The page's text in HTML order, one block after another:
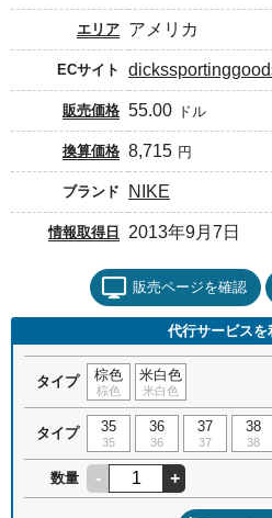
エリア アメリカ
ECサイト
販売価格 55.00 ドル
換算価格 8,715 円
ブランド NIKE
情報取得日 2013年9月7日
販売ページを確認
代行サービスを
タイプ 棕色
棕色
米白色
米白色
タイプ 35
35
36
36
37
37
38
38
数量 - +